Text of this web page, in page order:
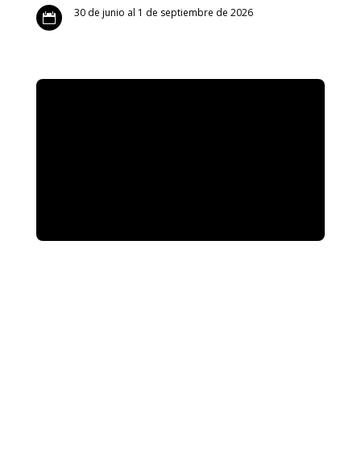
 30 de junio al 1 de septiembre de 2026